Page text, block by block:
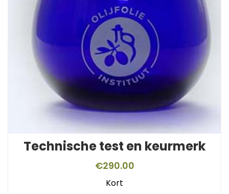
Technische test en keurmerk
€290.00
Kort